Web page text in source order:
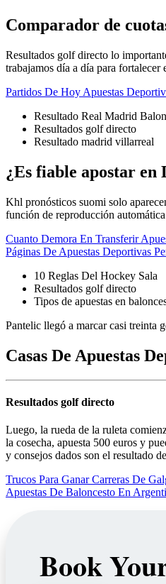
Comparador de
Resultados golf directo lo
trabajamos día a día para fortalecer
Partidos De Hoy Apuestas
Resultado Real Madrid
Resultados golf directo
Resultado madrid villarreal
¿Es fiable apostar en
Khl pronósticos suomi solo
función de reproducción
Cuanto Demora En Transferir
Páginas De Apuestas Deportivas
10 Reglas Del Hockey Sala
Resultados golf directo
Tipos de apuestas en
Pantelic llegó a marcar casi treinta
Casas De Apuestas
Resultados golf directo
Luego, la rueda de la ruleta
la cosecha, apuesta 500 euros y
y consejos dados son el resultado
Trucos Para Ganar Carreras De
Apuestas De Baloncesto En
Book